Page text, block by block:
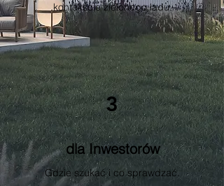
kontekście zielonego ładu.
3
dla Inwestorów
Gdzie szukać i co sprawdzać.